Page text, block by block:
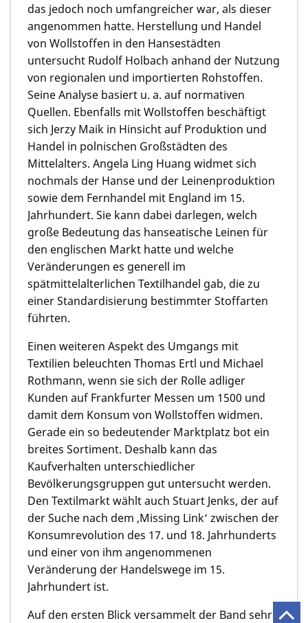
das jedoch noch umfangreicher war, als dieser
angenommen hatte. Herstellung und Handel
von Wollstoffen in den Hansestädten
untersucht Rudolf Holbach anhand der Nutzung
von regionalen und importierten Rohstoffen.
Seine Analyse basiert u. a. auf normativen
Quellen. Ebenfalls mit Wollstoffen beschäftigt
sich Jerzy Maik in Hinsicht auf Produktion und
Handel in polnischen Großstädten des
Mittelalters. Angela Ling Huang widmet sich
nochmals der Hanse und der Leinenproduktion
sowie dem Fernhandel mit England im 15.
Jahrhundert. Sie kann dabei darlegen, welch
große Bedeutung das hanseatische Leinen für
den englischen Markt hatte und welche
Veränderungen es generell im
spätmittelalterlichen Textilhandel gab, die zu
einer Standardisierung bestimmter Stoffarten
führten.
Einen weiteren Aspekt des Umgangs mit
Textilien beleuchten Thomas Ertl und Michael
Rothmann, wenn sie sich der Rolle adliger
Kunden auf Frankfurter Messen um 1500 und
damit dem Konsum von Wollstoffen widmen.
Gerade ein so bedeutender Marktplatz bot ein
breites Sortiment. Deshalb kann das
Kaufverhalten unterschiedlicher
Bevölkerungsgruppen gut untersucht werden.
Den Textilmarkt wählt auch Stuart Jenks, der auf
der Suche nach dem ‚Missing Link‘ zwischen der
Konsumrevolution des 17. und 18. Jahrhunderts
und einer von ihm angenommenen
Veränderung der Handelswege im 15.
Jahrhundert ist.
Auf den ersten Blick versammelt der Band sehr